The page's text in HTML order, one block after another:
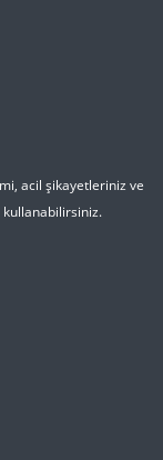
acil şikayetleriniz ve
kullanabilirsiniz.